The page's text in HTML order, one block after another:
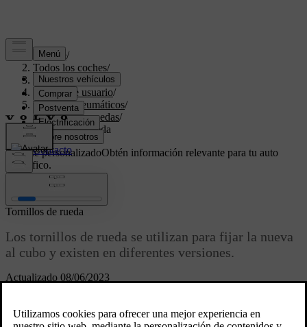
Soporte/
Todos los coches/
V70 2016 /
Manual de usuario/
Ruedas y neumáticos/
Cambio de ruedas/
Tornillos de rueda
Soporte personalizadoObtén información relevante para tu auto
específico.
Iniciar sesión
Actualizado 08/06/2023
Tornillos de rueda
Los tornillos de rueda se utilizan para fijar la nueva
al cubo y existen en diferentes versiones.